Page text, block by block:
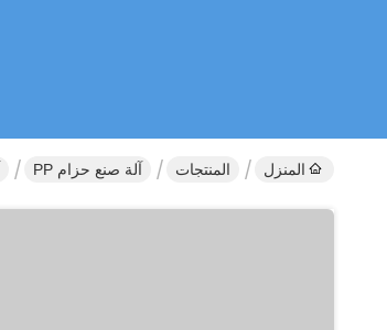
المنزل المنتجات آلة صنع حزام PP